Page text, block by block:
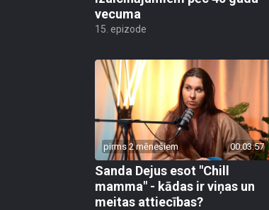
vecuma
15. epizode
pirms 2 mēnešiem 00:03:57
Sanda Dejus esot "Chill
mamma" - kādas ir viņas un
meitas attiecības?